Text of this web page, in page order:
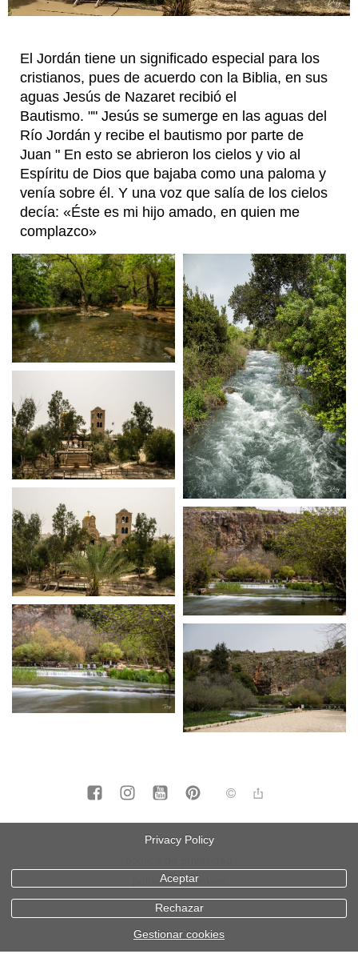
El Jordán tiene un significado especial para los
cristianos, pues de acuerdo con la Biblia, en sus
aguas Jesús de Nazaret recibió el
Bautismo. "" Jesús se sumerge en las aguas del
Río Jordán y recibe el bautismo por parte de
Juan " En esto se abrieron los cielos y vio al
Espíritu de Dios que bajaba como una paloma y
venía sobre él. Y una voz que salía de los cielos
decía: «Éste es mi hijo amado, en quien me
complazco»
aviso legal
política de cookies
Privacy Policy
Aceptar
Rechazar
Gestionar cookies